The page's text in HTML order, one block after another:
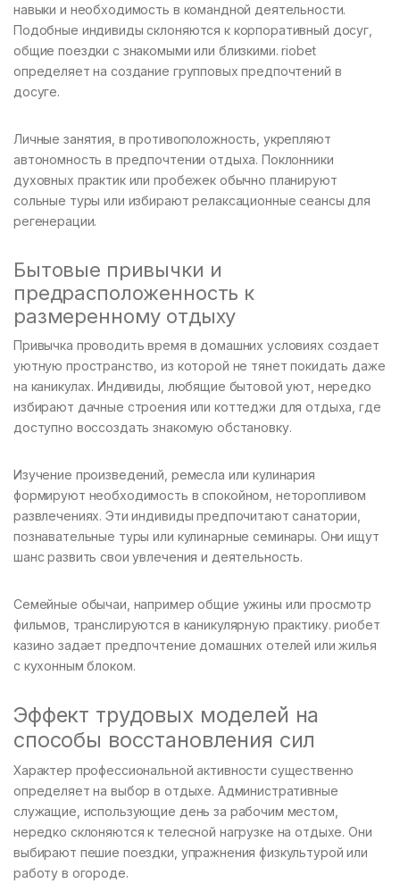
навыки и необходимость в командной деятельности.
Подобные индивиды склоняются к корпоративный досуг,
общие поездки с знакомыми или близкими. riobet
определяет на создание групповых предпочтений в
досуге.
Личные занятия, в противоположность, укрепляют
автономность в предпочтении отдыха. Поклонники
духовных практик или пробежек обычно планируют
сольные туры или избирают релаксационные сеансы для
регенерации.
Бытовые привычки и
предрасположенность к
размеренному отдыху
Привычка проводить время в домашних условиях создает
уютную пространство, из которой не тянет покидать даже
на каникулах. Индивиды, любящие бытовой уют, нередко
избирают дачные строения или коттеджи для отдыха, где
доступно воссоздать знакомую обстановку.
Изучение произведений, ремесла или кулинария
формируют необходимость в спокойном, неторопливом
развлечениях. Эти индивиды предпочитают санатории,
познавательные туры или кулинарные семинары. Они ищут
шанс развить свои увлечения и деятельность.
Семейные обычаи, например общие ужины или просмотр
фильмов, транслируются в каникулярную практику. риобет
казино задает предпочтение домашних отелей или жилья
с кухонным блоком.
Эффект трудовых моделей на
способы восстановления сил
Характер профессиональной активности существенно
определяет на выбор в отдыхе. Административные
служащие, использующие день за рабочим местом,
нередко склоняются к телесной нагрузке на отдыхе. Они
выбирают пешие поездки, упражнения физкультурой или
работу в огороде.